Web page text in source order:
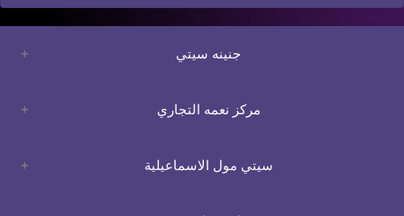
جنينه سيتي
مركز نعمه التجاري
سيتي مول الاسماعيلية